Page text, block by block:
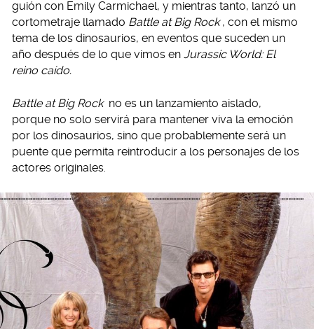
guión con Emily Carmichael, y mientras tanto, lanzó un
cortometraje llamado Battle at Big Rock , con el mismo
tema de los dinosaurios, en eventos que suceden un
año después de lo que vimos en Jurassic World: El
reino caído.
Battle at Big Rock no es un lanzamiento aislado,
porque no solo servirá para mantener viva la emoción
por los dinosaurios, sino que probablemente será un
puente que permita reintroducir a los personajes de los
actores originales.